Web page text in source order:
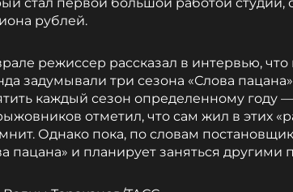
рублей.
режиссер рассказал в интервью, что
задумывали три сезона «Слова
каждый сезон определенному году —
отметил, что сам жил в этих
Однако пока, по словам
пацана» и планирует заняться другими